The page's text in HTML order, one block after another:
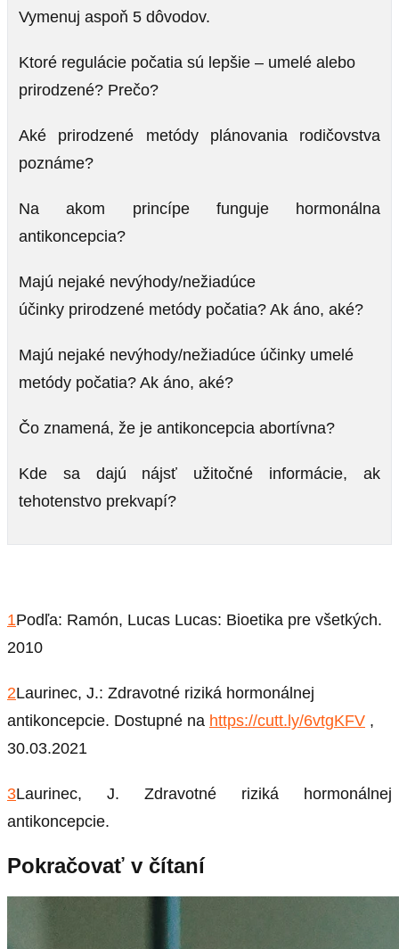
Vymenuj aspoň 5 dôvodov.
Ktoré regulácie počatia sú lepšie – umelé alebo
prirodzené? Prečo?
Aké prirodzené metódy plánovania rodičovstva
poznáme?
Na akom princípe funguje hormonálna
antikoncepcia?
Majú nejaké nevýhody/nežiadúce
účinky prirodzené metódy počatia? Ak áno, aké?
Majú nejaké nevýhody/nežiadúce účinky umelé
metódy počatia? Ak áno, aké?
Čo znamená, že je antikoncepcia abortívna?
Kde sa dajú nájsť užitočné informácie, ak
tehotenstvo prekvapí?
1Podľa: Ramón, Lucas Lucas: Bioetika pre všetkých.
2010
2Laurinec, J.: Zdravotné riziká hormonálnej
antikoncepcie. Dostupné na https://cutt.ly/6vtgKFV ,
30.03.2021
3Laurinec, J. Zdravotné riziká hormonálnej
antikoncepcie.
Pokračovať v čítaní